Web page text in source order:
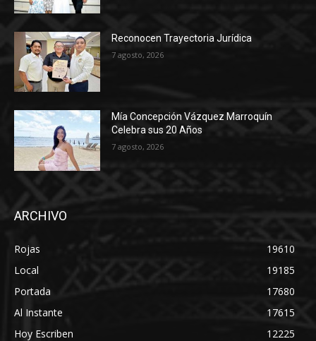
Reconocen Trayectoria Jurídica
7 agosto, 2026
Mía Concepción Vázquez Marroquín
Celebra sus 20 Años
7 agosto, 2026
ARCHIVO
Rojas
19610
Local
19185
Portada
17680
Al Instante
17615
Hoy Escriben
12225